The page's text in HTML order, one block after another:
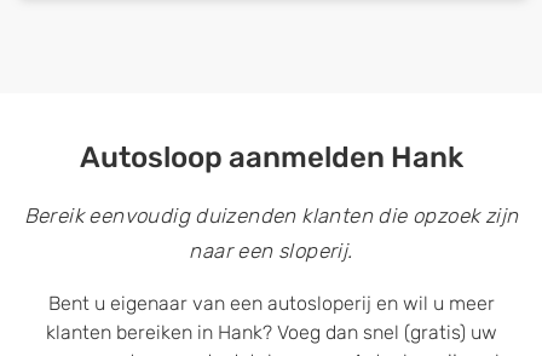
Autosloop aanmelden Hank
Bereik eenvoudig duizenden klanten die opzoek zijn
naar een sloperij.
Bent u eigenaar van een autosloperij en wil u meer
klanten bereiken in Hank? Voeg dan snel (gratis) uw